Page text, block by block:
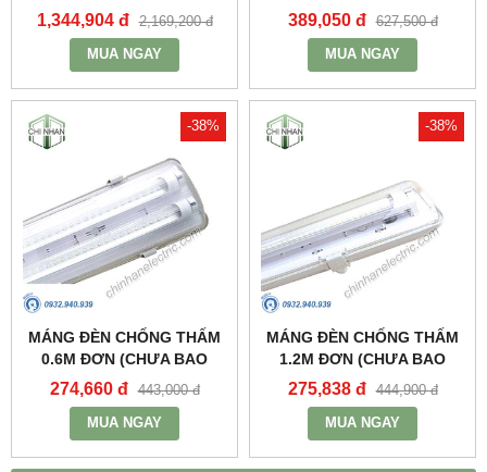
- MPE
1,344,904 đ 2,169,200 đ
MUA NGAY
GỒM BÓNG VÀ TĂNG PHÔ)
- MWP-236 - MPE
389,050 đ 627,500 đ
MUA NGAY
-38%
MÁNG ĐÈN CHỐNG THẤM
0.6M ĐƠN (CHƯA BAO
GỒM BÓNG VÀ TĂNG PHÔ)
- MWP-218 - MPE
274,660 đ 443,000 đ
MUA NGAY
-38%
MÁNG ĐÈN CHỐNG THẤM
1.2M ĐƠN (CHƯA BAO
GỒM BÓNG VÀ TĂNG PHÔ)
- MWP-136 - MPE
275,838 đ 444,900 đ
MUA NGAY